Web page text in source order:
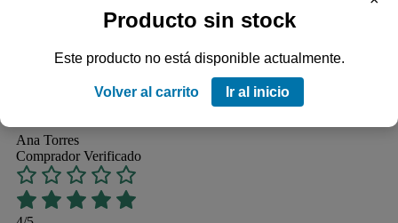
Ana Torres
Comprador Verificado
Producto sin stock
Este producto no está disponible actualmente.
Volver al carrito Ir al inicio